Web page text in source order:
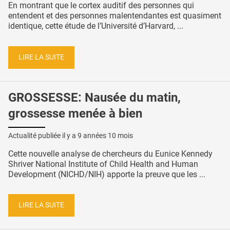
En montrant que le cortex auditif des personnes qui
entendent et des personnes malentendantes est quasiment
identique, cette étude de l’Université d’Harvard, ...
LIRE LA SUITE
GROSSESSE: Nausée du matin,
grossesse menée à bien
Actualité publiée il y a 9 années 10 mois
Cette nouvelle analyse de chercheurs du Eunice Kennedy
Shriver National Institute of Child Health and Human
Development (NICHD/NIH) apporte la preuve que les ...
LIRE LA SUITE